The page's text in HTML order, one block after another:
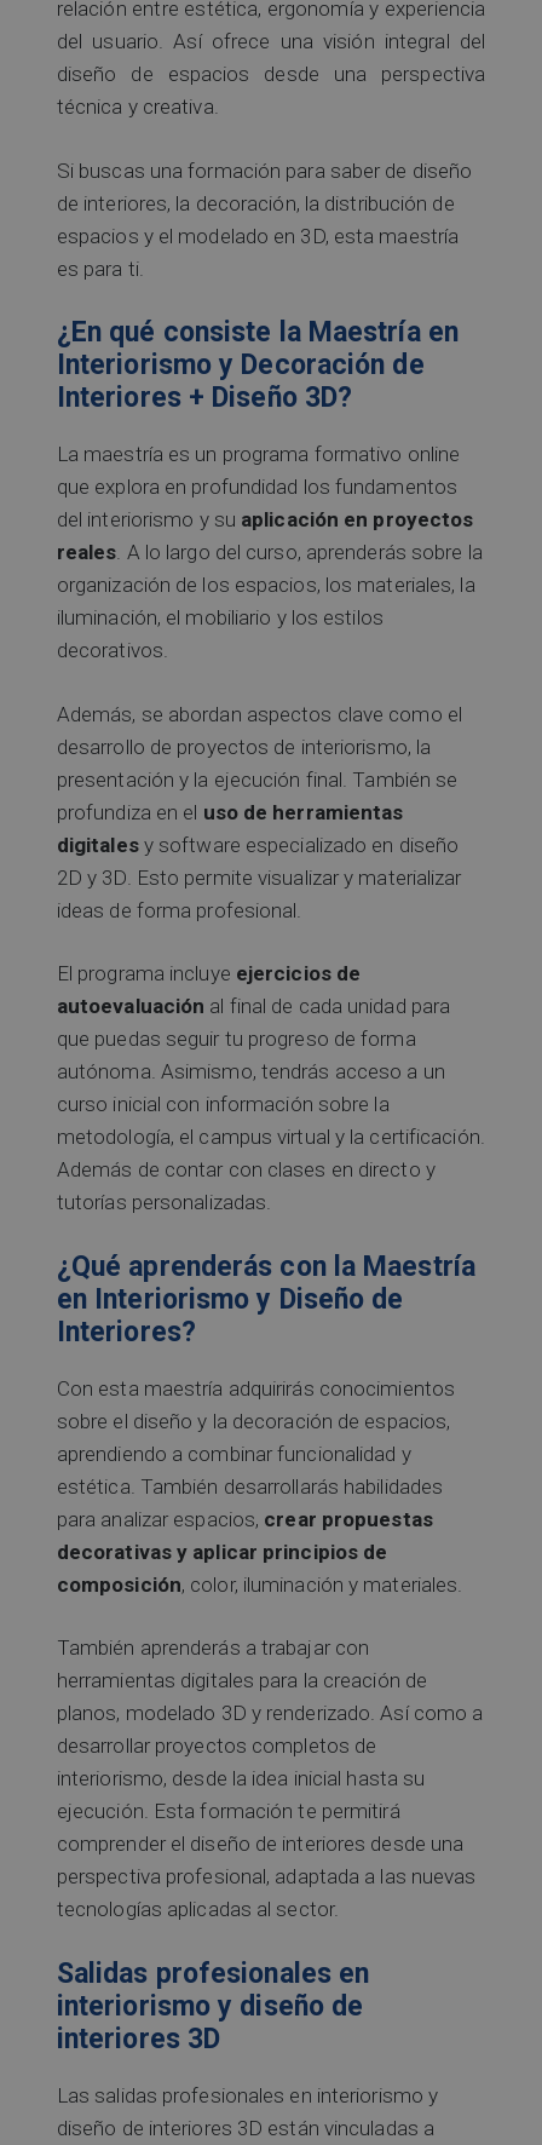
relación entre estética, ergonomía y experiencia
del usuario. Así ofrece una visión integral del
diseño de espacios desde una perspectiva
técnica y creativa.
Si buscas una formación para saber de diseño
de interiores, la decoración, la distribución de
espacios y el modelado en 3D, esta maestría
es para ti.
¿En qué consiste la Maestría en
Interiorismo y Decoración de
Interiores + Diseño 3D?
La maestría es un programa formativo online
que explora en profundidad los fundamentos
del interiorismo y su aplicación en proyectos
reales. A lo largo del curso, aprenderás sobre la
organización de los espacios, los materiales, la
iluminación, el mobiliario y los estilos
decorativos.
Además, se abordan aspectos clave como el
desarrollo de proyectos de interiorismo, la
presentación y la ejecución final. También se
profundiza en el uso de herramientas
digitalesy software especializado en diseño
2D y 3D. Esto permite visualizar y materializar
ideas de forma profesional.
El programa incluye ejercicios de
autoevaluación al final de cada unidad para
que puedas seguir tu progreso de forma
autónoma. Asimismo, tendrás acceso a un
curso inicial con información sobre la
metodología, el campus virtual y la certificación.
Además de contar con clases en directo y
tutorías personalizadas.
¿Qué aprenderás con la Maestría
en Interiorismo y Diseño de
Interiores?
Con esta maestría adquirirás conocimientos
sobre el diseño y la decoración de espacios,
aprendiendo a combinar funcionalidad y
estética. También desarrollarás habilidades
para analizar espacios, crear propuestas
decorativas y aplicar principios de
composición, color, iluminación y materiales.
También aprenderás a trabajar con
herramientas digitales para la creación de
planos, modelado 3D y renderizado. Así como a
desarrollar proyectos completos de
interiorismo, desde la idea inicial hasta su
ejecución. Esta formación te permitirá
comprender el diseño de interiores desde una
perspectiva profesional, adaptada a las nuevas
tecnologías aplicadas al sector.
Salidas profesionales en
interiorismo y diseño de
interiores 3D
Las salidas profesionales en interiorismo y
diseño de interiores 3D están vinculadas a